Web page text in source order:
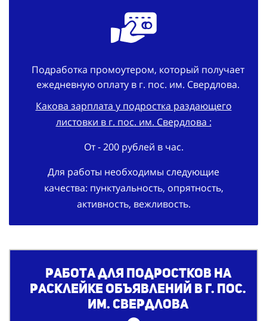
Подработка промоутером, который получает
ежедневную оплату в г. пос. им. Свердлова.
Какова зарплата у подростка раздающего
листовки в г. пос. им. Свердлова :
От - 200 рублей в час.
Для работы необходимы следующие
качества: пунктуальность, опрятность,
активность, вежливость.
Работа для подростков на
расклейке объявлений в г. пос.
им. Свердлова